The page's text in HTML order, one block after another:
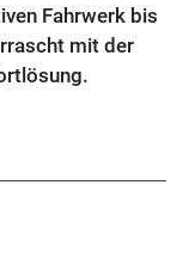
Fahrwerk bis
mit der